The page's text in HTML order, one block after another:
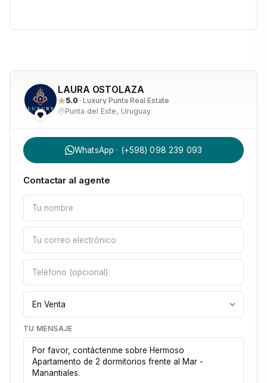
LAURA OSTOLAZA
5.0 · Luxury Punta Real Estate
Punta del Este, Uruguay
WhatsApp · (+598) 098 239 093
Contactar al agente
TU MENSAJE